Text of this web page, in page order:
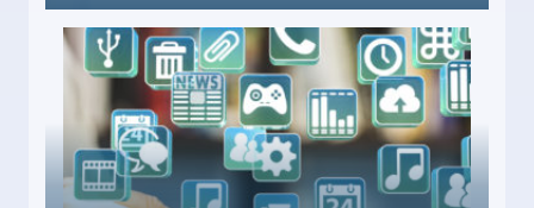
↻ Täglich neue Produkttests